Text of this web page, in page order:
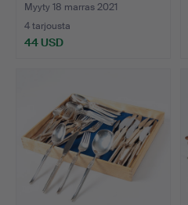
Myyty 18 marras 2021
4 tarjousta
44 USD